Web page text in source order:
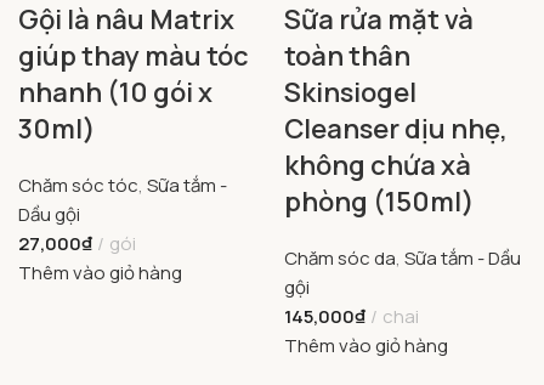
Gội là nâu Matrix
giúp thay màu tóc
nhanh (10 gói x
30ml)
Chăm sóc tóc, Sữa tắm -
Dầu gội
27,000₫
gói
Thêm vào giỏ hàng
Sữa rửa mặt và
toàn thân
Skinsiogel
Cleanser dịu nhẹ,
không chứa xà
phòng (150ml)
Chăm sóc da, Sữa tắm - Dầu
gội
145,000₫
chai
Thêm vào giỏ hàng